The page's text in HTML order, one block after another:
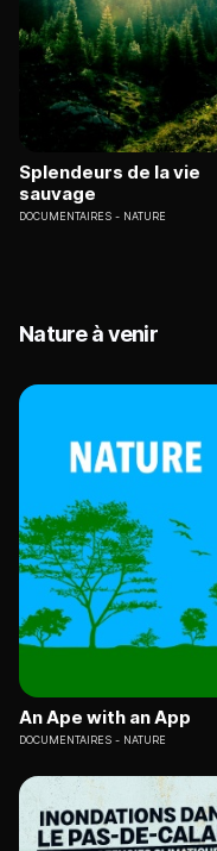
Splendeurs de la vie
sauvage
DOCUMENTAIRES NATURE
Nature à venir
An Ape with an App
DOCUMENTAIRES NATURE